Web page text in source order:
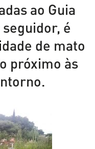
ao Guia
é
de mato
próximo às